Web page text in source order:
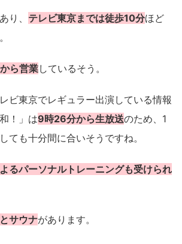
り、 テレビ東京までは徒歩10分ほど
ら営業しているそう。
ビ東京でレギュラー出演している情報
！」は9時26分から生放送のため、1
ても十分間に合いそうですね。
るパーソナルトレーニングも受けられ
サウナがあります。